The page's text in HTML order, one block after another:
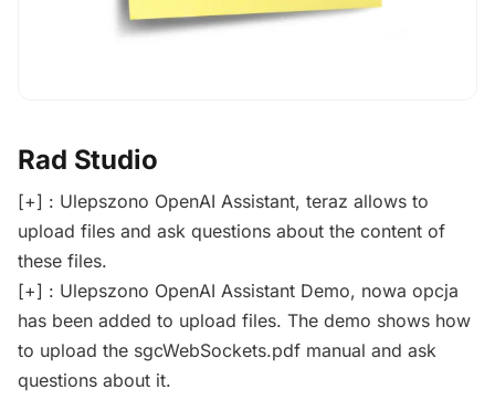
Rad Studio
[+] : Ulepszono OpenAI Assistant, teraz allows to
upload files and ask questions about the content of
these files.
[+] : Ulepszono OpenAI Assistant Demo, nowa opcja
has been added to upload files. The demo shows how
to upload the sgcWebSockets.pdf manual and ask
questions about it.